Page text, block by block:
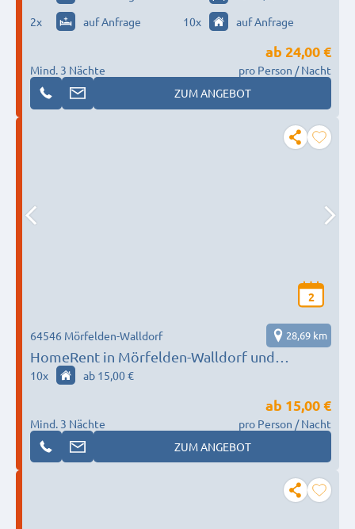
2x auf Anfrage 10x auf Anfrage
Mind. 3 Nächte
ab 24,00 €
pro Person / Nacht
ZUM ANGEBOT
2
HomeRent in Mörfelden-Walldorf und
Umgebung HR-55124-moerfelden-walldorf
64546 Mörfelden-Walldorf 28,69 km
10x ab 15,00 €
Mind. 3 Nächte
ab 15,00 €
pro Person / Nacht
ZUM ANGEBOT